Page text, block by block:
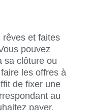
rêves et faites
pouvez
sa clôture ou
les offres à
de fixer une
au
payer.